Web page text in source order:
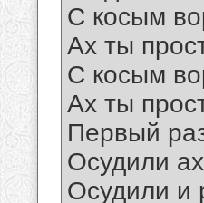
С косым
Ах ты
С косым
Ах ты
Первый
Осудили
Осудили и